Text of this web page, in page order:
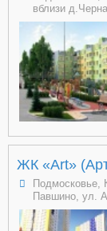
вблизи
ЖК «Art»
Подмосковье,
Павшино, ул.